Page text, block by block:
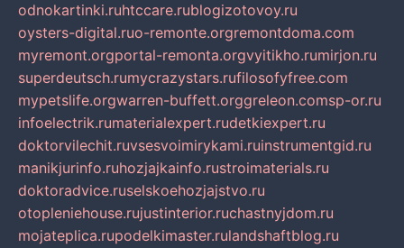
odnokartinki.ruhtccare.rublogizotovoy.ru
oysters-digital.ruo-remonte.orgremontdoma.com
myremont.orgportal-remonta.orgvyitikho.rumirjon.ru
superdeutsch.rumycrazystars.rufilosofyfree.com
mypetslife.orgwarren-buffett.orggreleon.comsp-or.ru
infoelectrik.rumaterialexpert.rudetkiexpert.ru
doktorvilechit.ruvsesvoimirykami.ruinstrumentgid.ru
manikjurinfo.ruhozjajkainfo.rustroimaterials.ru
doktoradvice.ruselskoehozjajstvo.ru
otopleniehouse.rujustinterior.ruchastnyjdom.ru
mojateplica.rupodelkimaster.rulandshaftblog.ru